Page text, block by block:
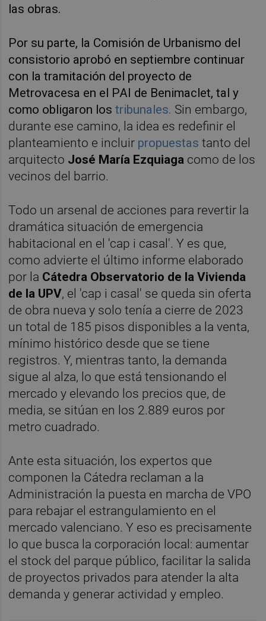
las obras.
Por su parte, la Comisión de Urbanismo del
consistorio aprobó en septiembre continuar
con la tramitación del proyecto de
Metrovacesa en el PAI de Benimaclet, tal y
como obligaron los tribunales. Sin embargo,
durante ese camino, la idea es redefinir el
planteamiento e incluir propuestastanto del
arquitecto José María Ezquiaga como de los
vecinos del barrio.
Todo un arsenal de acciones para revertir la
dramática situación de emergencia
habitacional en el 'cap i casal'. Y es que,
como advierte el último informe elaborado
por la Cátedra Observatorio de la Vivienda
de la UPV, el 'cap i casal' se queda sin oferta
de obra nueva y solo tenía a cierre de 2023
un total de 185 pisos disponibles a la venta,
mínimo histórico desde que se tiene
registros. Y, mientras tanto, la demanda
sigue al alza, lo que está tensionando el
mercado y elevando los precios que, de
media, se sitúan en los 2.889 euros por
metro cuadrado.
Ante esta situación, los expertos que
componen la Cátedra reclaman a la
Administración la puesta en marcha de VPO
para rebajar el estrangulamiento en el
mercado valenciano. Y eso es precisamente
lo que busca la corporación local: aumentar
el stock del parque público, facilitar la salida
de proyectos privados para atender la alta
demanda y generar actividad y empleo.